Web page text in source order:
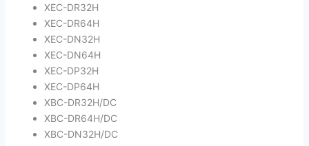
XEC-DR32H
XEC-DR64H
XEC-DN32H
XEC-DN64H
XEC-DP32H
XEC-DP64H
XBC-DR32H/DC
XBC-DR64H/DC
XBC-DN32H/DC